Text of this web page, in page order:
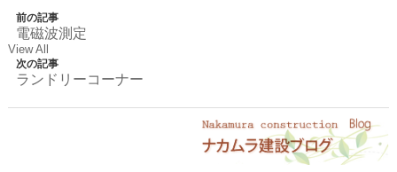
前の記事
電磁波測定
View All
次の記事
ランドリーコーナー